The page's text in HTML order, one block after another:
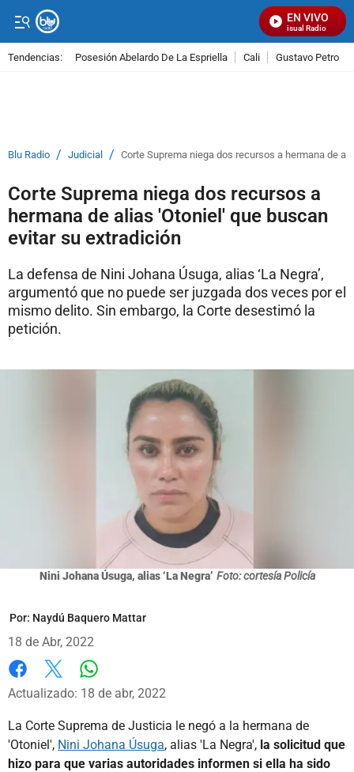
EN VIVO
Señal Visual Radio
Tendencias: Posesión Abelardo De La Espriella Cali Gustavo Petro
Blu Radio / Judicial / Corte Suprema niega dos recursos a hermana de
Corte Suprema niega dos recursos a
hermana de alias 'Otoniel' que buscan
evitar su extradición
La defensa de Nini Johana Úsuga, alias ‘La Negra’,
argumentó que no puede ser juzgada dos veces por el
mismo delito. Sin embargo, la Corte desestimó la
petición.
Nini Johana Úsuga, alias ‘La Negra’ Foto: cortesía Policía
Por: Naydú Baquero Mattar
18 de Abr, 2022
Facebook
X
Actualizado: 18 de abr, 2022
La Corte Suprema de Justicia le negó a la hermana de
'Otoniel', Nini Johana Úsuga, alias 'La Negra', la solicitud que
hizo para que varias autoridades informen si ella ha sido